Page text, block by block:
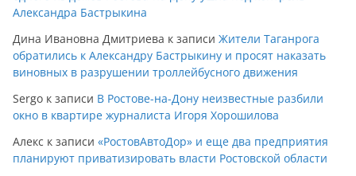
Александра Бастрыкина
Дина Ивановна Дмитриева к записи Жители Таганрога
обратились к Александру Бастрыкину и просят наказать
виновных в разрушении троллейбусного движения
Sergo к записи В Ростове-на-Дону неизвестные разбили
окно в квартире журналиста Игоря Хорошилова
Алекс к записи «РостовАвтоДор» и еще два предприятия
планируют приватизировать власти Ростовской области